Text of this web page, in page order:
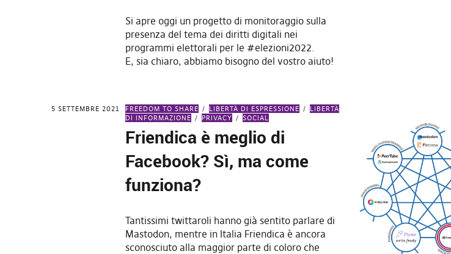
Si apre oggi un progetto di monitoraggio sulla
presenza del tema dei diritti digitali nei
programmi elettorali per le #elezioni2022.
E, sia chiaro, abbiamo bisogno del vostro aiuto!
5 SETTEMBRE 2021 FREEDOM TO SHARE LIBERTÀ DI ESPRESSIONE
LIBERTÀ
DI INFORMAZIONE
PRIVACY SOCIAL
Friendica è meglio di
Facebook? Sì, ma come
funziona?
Tantissimi twittaroli hanno già sentito parlare di
Mastodon, mentre in Italia Friendica è ancora
sconosciuto alla maggior parte di coloro che